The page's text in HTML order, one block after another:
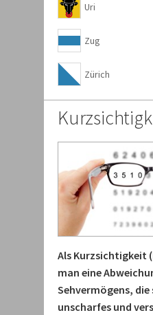
Uri
Zug
Zürich
Als Kurzsichtigkeit
man eine
Sehvermögens, die
unscharfes und